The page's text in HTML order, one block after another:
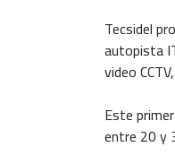
Tecsidel
autopista
video
Este
entre 20 y